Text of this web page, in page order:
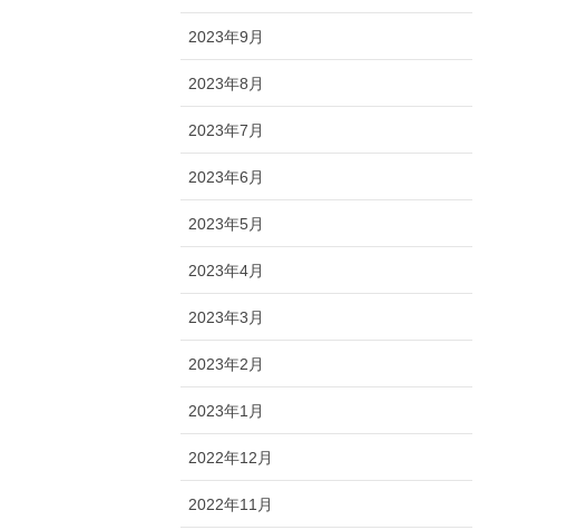
2023年9月
2023年8月
2023年7月
2023年6月
2023年5月
2023年4月
2023年3月
2023年2月
2023年1月
2022年12月
2022年11月